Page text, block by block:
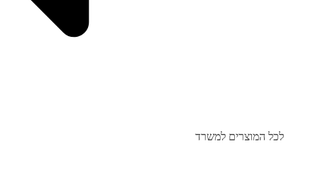
לכל המוצרים למשרד